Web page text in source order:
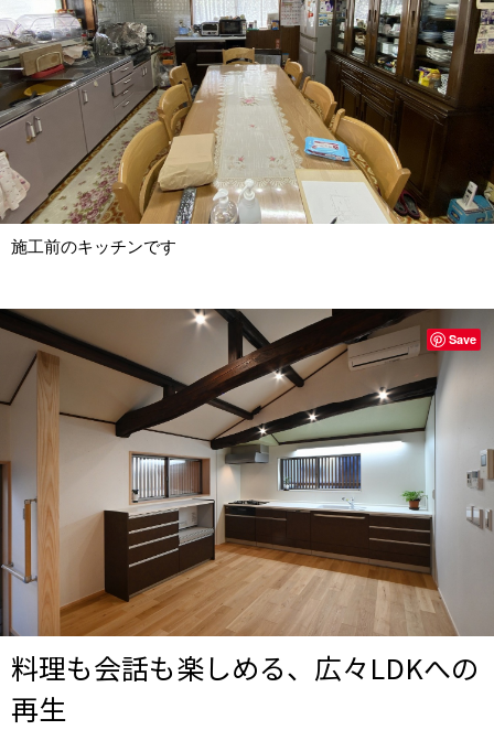
施工前のキッチンです
料理も会話も楽しめる、広々LDKへの
再生
Save